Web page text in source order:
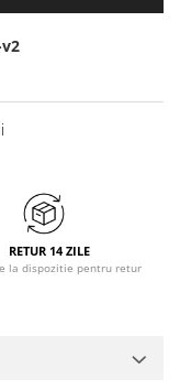
RETUR 14 ZILE
la dispozitie pentru retur